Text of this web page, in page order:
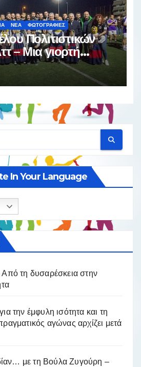
ΝΈΑ ΦΩΤΟΓΡΑΦΊΕΣ
Πολιτιστικών
– Μια γιορτή
παράδοσης
In Your Language
τη δυσαρέσκεια στην
την έμφυλη ισότητα και τη
αγώνας αρχίζει μετά
με τη Βούλα Ζυγούρη –